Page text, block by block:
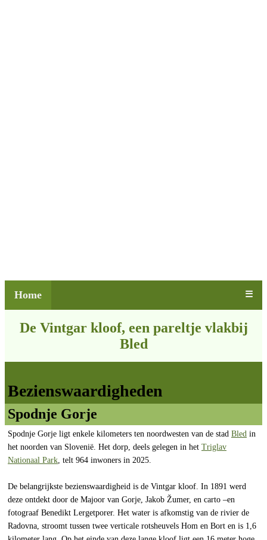
Home ☰
De Vintgar kloof, een pareltje vlakbij
Bled
Bezienswaardigheden
Spodnje Gorje
Spodnje Gorje ligt enkele kilometers ten noordwesten van de stad Bled in
het noorden van Slovenië. Het dorp, deels gelegen in het Triglav
Nationaal Park , telt 964 inwoners in 2025.
De belangrijkste bezienswaardigheid is de Vintgar kloof. In 1891 werd
deze ontdekt door de Majoor van Gorje, Jakob Žumer, en carto –en
fotograaf Benedikt Lergetporer. Het water is afkomstig van de rivier de
Radovna, stroomt tussen twee verticale rotsheuvels Hom en Bort en is 1,6